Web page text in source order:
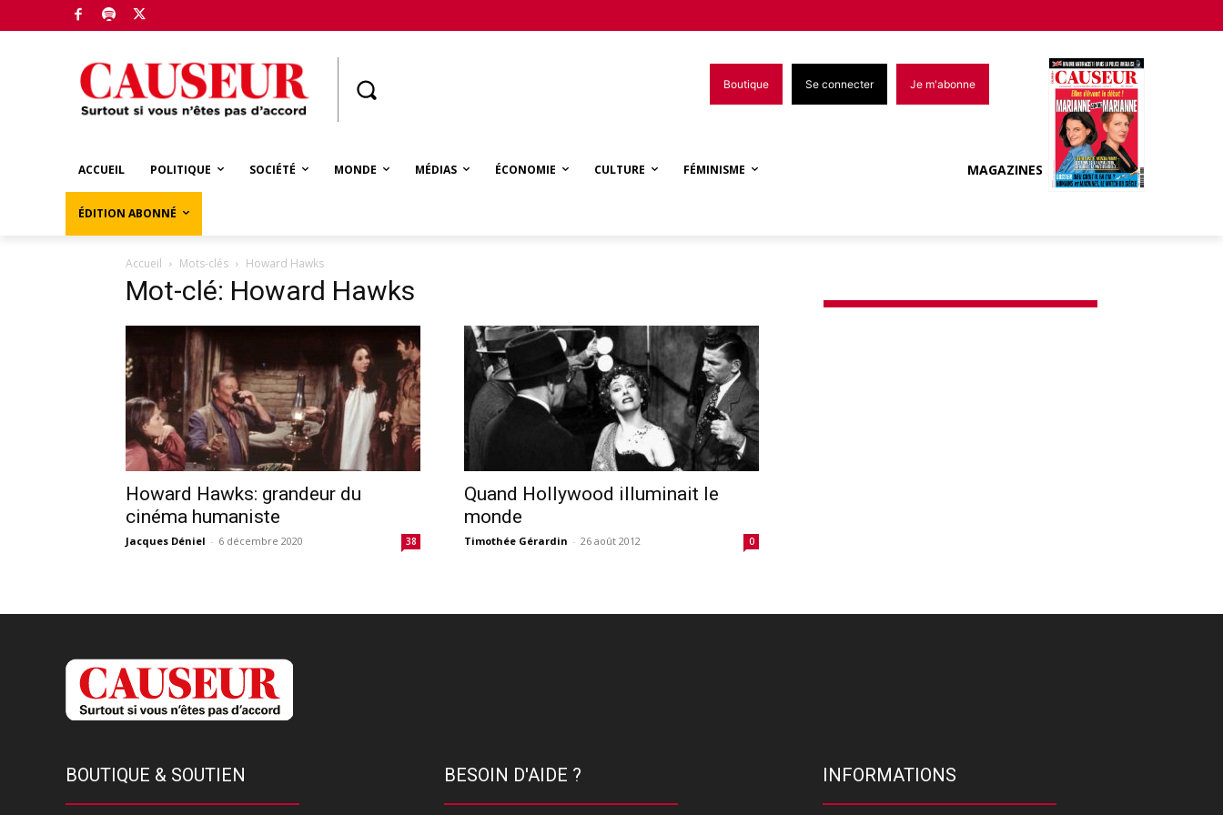
Boutique Se connecter Je m'abonne
ACCUEIL POLITIQUE SOCIÉTÉ MONDE MÉDIAS ÉCONOMIE CULTURE FÉMINISME
ÉDITION ABONNÉ
MAGAZINES
Accueil Mots-clés Howard Hawks
Mot-clé: Howard Hawks
Howard Hawks: grandeur du
cinéma humaniste
Jacques Déniel - 6 décembre 2020 38
Quand Hollywood illuminait le
monde
Timothée Gérardin - 26 août 2012 0
BOUTIQUE & SOUTIEN BESOIN D'AIDE ? INFORMATIONS